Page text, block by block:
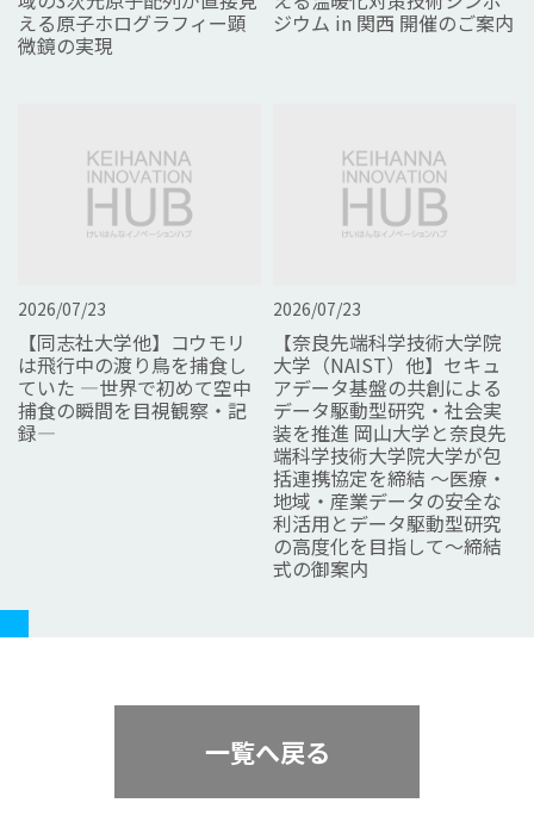
える原子ホログラフィー顕
微鏡の実現
ジウム in 関西 開催のご案内
2026/07/23
【同志社大学他】コウモリ
は飛行中の渡り鳥を捕食し
ていた ―世界で初めて空中
捕食の瞬間を目視観察・記
録―
2026/07/23
【奈良先端科学技術大学院
大学（NAIST）他】セキュ
アデータ基盤の共創による
データ駆動型研究・社会実
装を推進 岡山大学と奈良先
端科学技術大学院大学が包
括連携協定を締結 ～医療・
地域・産業データの安全な
利活用とデータ駆動型研究
の高度化を目指して～締結
式の御案内
一覧へ戻る